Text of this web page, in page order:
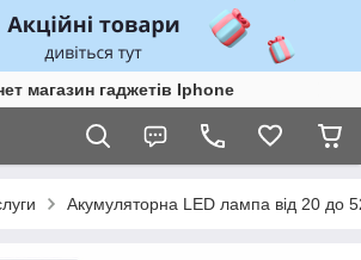
магазин гаджетів Iphone
Акумуляторна LED лампа від 20 до